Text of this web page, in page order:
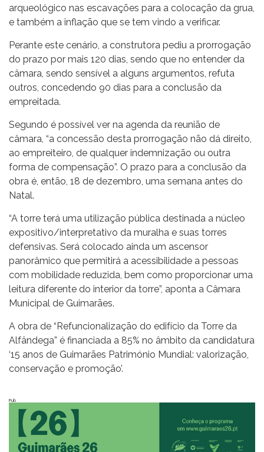
arqueológico nas escavações para a colocação da grua,
e também a inflação que se tem vindo a verificar.
Perante este cenário, a construtora pediu a prorrogação
do prazo por mais 120 dias, sendo que no entender da
câmara, sendo sensível a alguns argumentos, refuta
outros, concedendo 90 dias para a conclusão da
empreitada.
Segundo é possível ver na agenda da reunião de
câmara, “a concessão desta prorrogação não dá direito,
ao empreiteiro, de qualquer indemnização ou outra
forma de compensação”. O prazo para a conclusão da
obra é, então, 18 de dezembro, uma semana antes do
Natal.
“A torre terá uma utilização pública destinada a núcleo
expositivo/interpretativo da muralha e suas torres
defensivas. Será colocado ainda um ascensor
panorâmico que permitirá a acessibilidade a pessoas
com mobilidade reduzida, bem como proporcionar uma
leitura diferente do interior da torre”, aponta a Câmara
Municipal de Guimarães.
A obra de “Refuncionalização do edifício da Torre da
Alfândega” é financiada a 85% no âmbito da candidatura
‘15 anos de Guimarães Património Mundial: valorização,
conservação e promoção’.
Pub